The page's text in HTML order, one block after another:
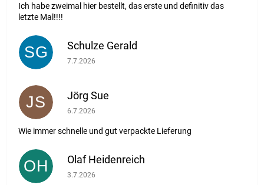
Ich habe zweimal hier bestellt, das erste und definitiv das
letzte Mal!!!!
SG Schulze Gerald
Die Shop-Bewertung beträgt 5 von 5 Sternen.
7.7.2026
JS Jörg Sue
Die Shop-Bewertung beträgt 5 von 5 Sternen.
6.7.2026
Wie immer schnelle und gut verpackte Lieferung
OH Olaf Heidenreich
Die Shop-Bewertung beträgt 5 von 5 Sternen.
3.7.2026